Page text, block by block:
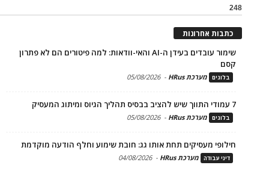
248
כתבות אחרונות
שימור עובדים בעידן ה-AI והאי-וודאות: למה פיטורים הם לא פתרון
קסם
בלוגים מערכת HRus -
05/08/2026
7 עמודי התווך שיש להציב בבסיס תהליך הגיוס ומיתוג המעסיק
בלוגים מערכת HRus -
05/08/2026
חילופי מעסיקים תחת אותו גג: חובת שימוע וחלף הודעה מוקדמת
דיני עבודה מערכת HRus -
04/08/2026